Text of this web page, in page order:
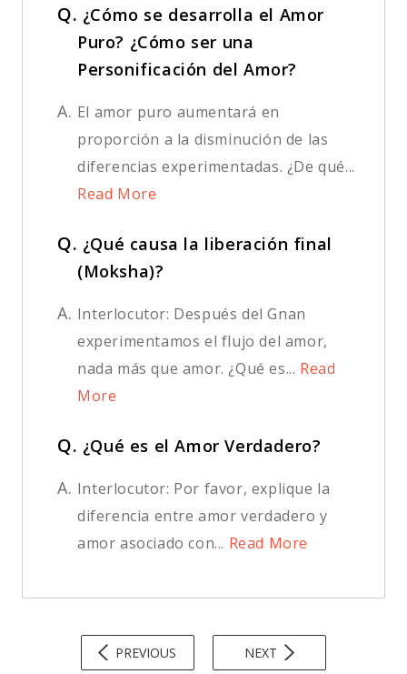
Q. ¿Cómo se desarrolla el Amor
Puro? ¿Cómo ser una
Personificación del Amor?
A. El amor puro aumentará en
proporción a la disminución de las
diferencias experimentadas. ¿De qué...
Read More
Q. ¿Qué causa la liberación final
(Moksha)?
A. Interlocutor: Después del Gnan
experimentamos el flujo del amor,
nada más que amor. ¿Qué es... Read
More
Q. ¿Qué es el Amor Verdadero?
A. Interlocutor: Por favor, explique la
diferencia entre amor verdadero y
amor asociado con... Read More
PREVIOUS NEXT